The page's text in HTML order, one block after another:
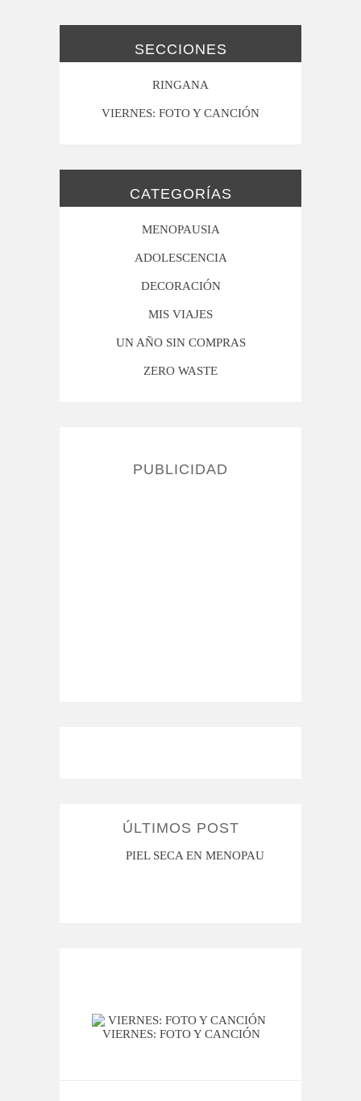
SECCIONES
RINGANA
VIERNES: FOTO Y CANCIÓN
CATEGORÍAS
MENOPAUSIA
ADOLESCENCIA
DECORACIÓN
MIS VIAJES
UN AÑO SIN COMPRAS
ZERO WASTE
PUBLICIDAD
ÚLTIMOS POST
CUANDO LA ADOLESCENCIA ME
VIERNES: FOTO Y CANCIÓN